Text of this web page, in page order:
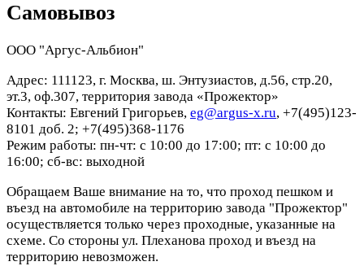
Самовывоз
ООО "Аргус-Альбион"
Адрес: 111123, г. Москва, ш. Энтузиастов, д.56, стр.20,
эт.3, оф.307, территория завода «Прожектор»
Контакты: Евгений Григорьев, eg@argus-x.ru, +7(495)123-
8101 доб. 2; +7(495)368-1176
Режим работы: пн-чт: с 10:00 до 17:00; пт: с 10:00 до
16:00; сб-вс: выходной
Обращаем Ваше внимание на то, что проход пешком и
въезд на автомобиле на территорию завода "Прожектор"
осуществляется только через проходные, указанные на
схеме. Со стороны ул. Плеханова проход и въезд на
территорию невозможен.